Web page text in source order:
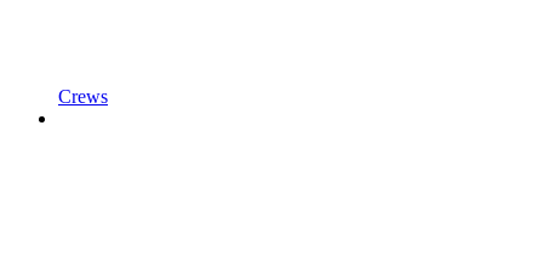
Crews